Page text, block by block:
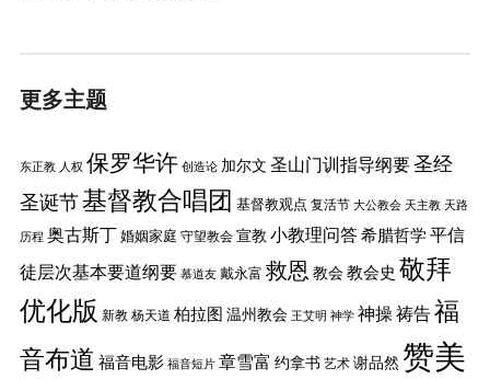
更多主题
东正教 人权 保罗华许 创造论 加尔文 圣山门训指导纲要圣经
圣诞节基督教合唱团 基督教观点 复活节 大公教会 天主教 天路
历程 奥古斯丁婚姻家庭 守望教会 宣教 小教理问答希腊哲学平信
徒层次基本要道纲要 慕道友 戴永富 救恩 教会教会史 敬拜
优化版 新教 杨天道 柏拉图 温州教会 王艾明 神学 神操祷告福
音布道 福音电影 福音短片 章雪富 约拿书 艺术 谢品然 赞美